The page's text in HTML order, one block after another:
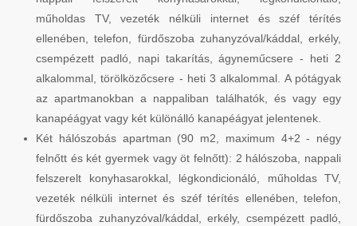
műholdas TV, vezeték nélküli internet és széf térítés
ellenében, telefon, fürdőszoba zuhanyzóval/káddal, erkély,
csempézett padló, napi takarítás, ágyneműcsere - heti 2
alkalommal, törölközőcsere - heti 3 alkalommal. A pótágyak
az apartmanokban a nappaliban találhatók, és vagy egy
kanapéágyat vagy két különálló kanapéágyat jelentenek.
Két hálószobás apartman (90 m2, maximum 4+2 - négy
felnőtt és két gyermek vagy öt felnőtt): 2 hálószoba, nappali
felszerelt konyhasarokkal, légkondicionáló, műholdas TV,
vezeték nélküli internet és széf térítés ellenében, telefon,
fürdőszoba zuhanyzóval/káddal, erkély, csempézett padló,